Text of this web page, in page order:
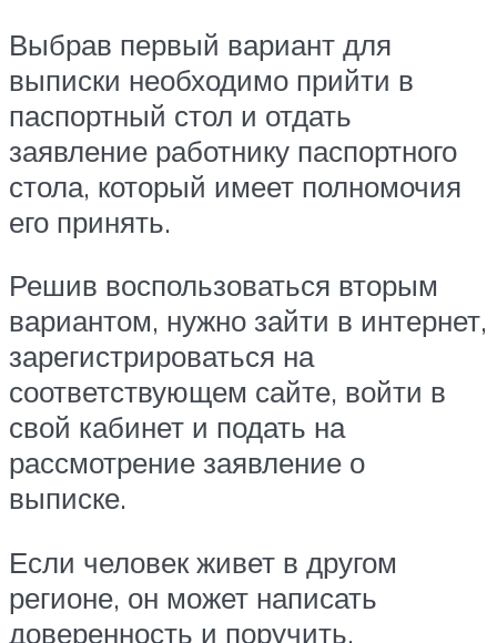
Выбрав первый вариант для
выписки необходимо прийти в
паспортный стол и отдать
заявление работнику паспортного
стола, который имеет полномочия
его принять.
Решив воспользоваться вторым
вариантом, нужно зайти в интернет,
зарегистрироваться на
соответствующем сайте, войти в
свой кабинет и подать на
рассмотрение заявление о
выписке.
Если человек живет в другом
регионе, он может написать
доверенность и поручить,